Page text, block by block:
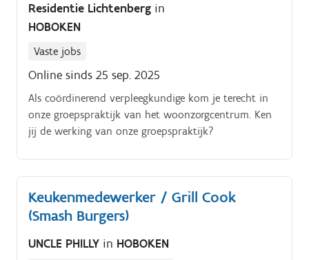
Residentie Lichtenberg in
HOBOKEN
Vaste jobs
Online sinds 25 sep. 2025
Als coördinerend verpleegkundige kom je terecht in
onze groepspraktijk van het woonzorgcentrum. Ken
jij de werking van onze groepspraktijk?
Keukenmedewerker / Grill Cook
(Smash Burgers)
UNCLE PHILLY in HOBOKEN